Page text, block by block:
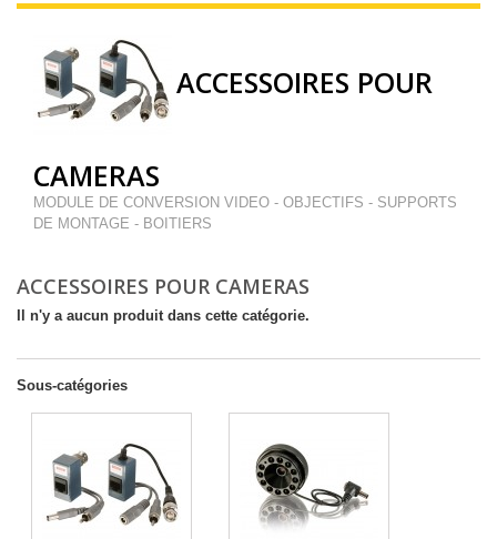
ACCESSOIRES POUR
CAMERAS
MODULE DE CONVERSION VIDEO - OBJECTIFS - SUPPORTS
DE MONTAGE - BOITIERS
ACCESSOIRES POUR CAMERAS
Il n'y a aucun produit dans cette catégorie.
Sous-catégories